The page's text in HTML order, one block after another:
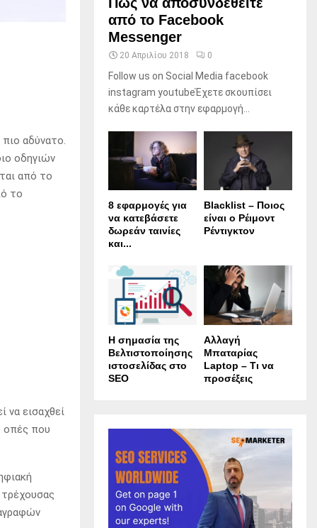
αδύνατο.
οδηγιών
από το
το
να εισαχθεί
οπές που
από το Facebook
Messenger
20 Απριλίου 2018 0
Follow us on Social Media facebook
instagram youtubeΈχετε σκουπίσει
κάθε καρτέλα στην εφαρμογή...
8 εφαρμογές για
να κατεβάσετε
δωρεάν ταινίες
και...
Blacklist – Ποιος
είναι ο Ρέιμοντ
Ρέντιγκτον
Η σημασία της
Βελτιστοποίησης
ιστοσελίδας στο
SEO
Αλλαγή
Μπαταρίας
Laptop – Τι να
προσέξεις